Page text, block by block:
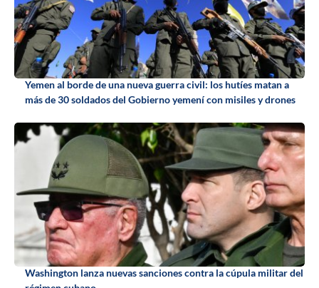
Yemen al borde de una nueva guerra civil: los hutíes matan a
más de 30 soldados del Gobierno yemení con misiles y drones
Washington lanza nuevas sanciones contra la cúpula militar del